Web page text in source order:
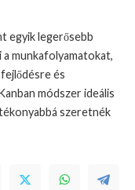
egyik legerősebb
munkafolyamatokat,
és
módszer ideális
szeretnék